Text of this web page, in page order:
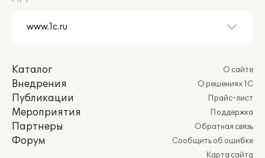
Каталог
Внедрения
Публикации
Мероприятия
Партнеры
Форум
О сайте
О решениях 1С
Прайс-лист
Поддержка
Обратная связь
Сообщить об ошибке
Карта сайта